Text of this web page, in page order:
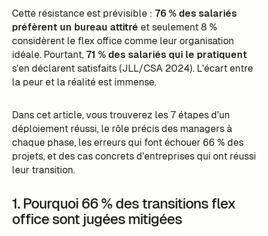
Cette résistance est prévisible : 76 % des salariés
préfèrent un bureau attitré et seulement 8 %
considèrent le flex office comme leur organisation
idéale. Pourtant,71 % des salariés qui le pratiquent
s'en déclarent satisfaits (JLL/CSA 2024). L'écart entre
la peur et la réalité est immense.
Dans cet article, vous trouverez les 7 étapes d'un
déploiement réussi, le rôle précis des managers à
chaque phase, les erreurs qui font échouer 66 % des
projets, et des cas concrets d'entreprises qui ont réussi
leur transition.
1. Pourquoi 66 % des transitions flex
office sont jugées mitigées